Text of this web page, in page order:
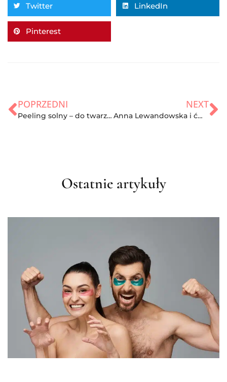
Twitter LinkedIn
Pinterest
POPRZEDNI
Peeling solny – do twarzy,do ciała. Jak często go stosować?
NEXT
Anna Lewandowska i ćwiczenia w ciąży
Ostatnie artykuły